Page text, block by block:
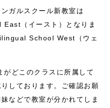
ンガルスクール新教室は
（イースト）となりま
School West（ウェ
がどこのクラスに所属して
しております。ご確認お願
などで教室が分かれてしま